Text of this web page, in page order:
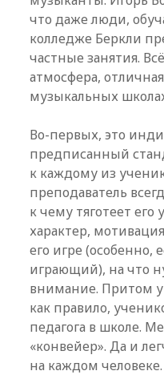
что даже люди,
колледже Беркли
частные занятия.
атмосфера,
музыкальных
Во-первых, это
предписанный
к каждому из
преподаватель
к чему тяготеет его
характер,
его игре (особенно,
играющий), на что
внимание. Притом у
как правило,
педагога в школе.
«конвейер». Да и
на каждом